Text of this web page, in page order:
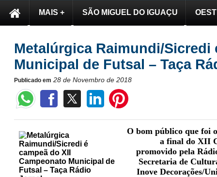
MAIS + SÃO MIGUEL DO IGUAÇU
Metalúrgica Raimundi/Sicredi
Municipal de Futsal – Taça
Publicado em 28 de Novembro de 2018
O bom público que foi
a final do XII
promovido pela
Secretaria de
Inove Decorações/